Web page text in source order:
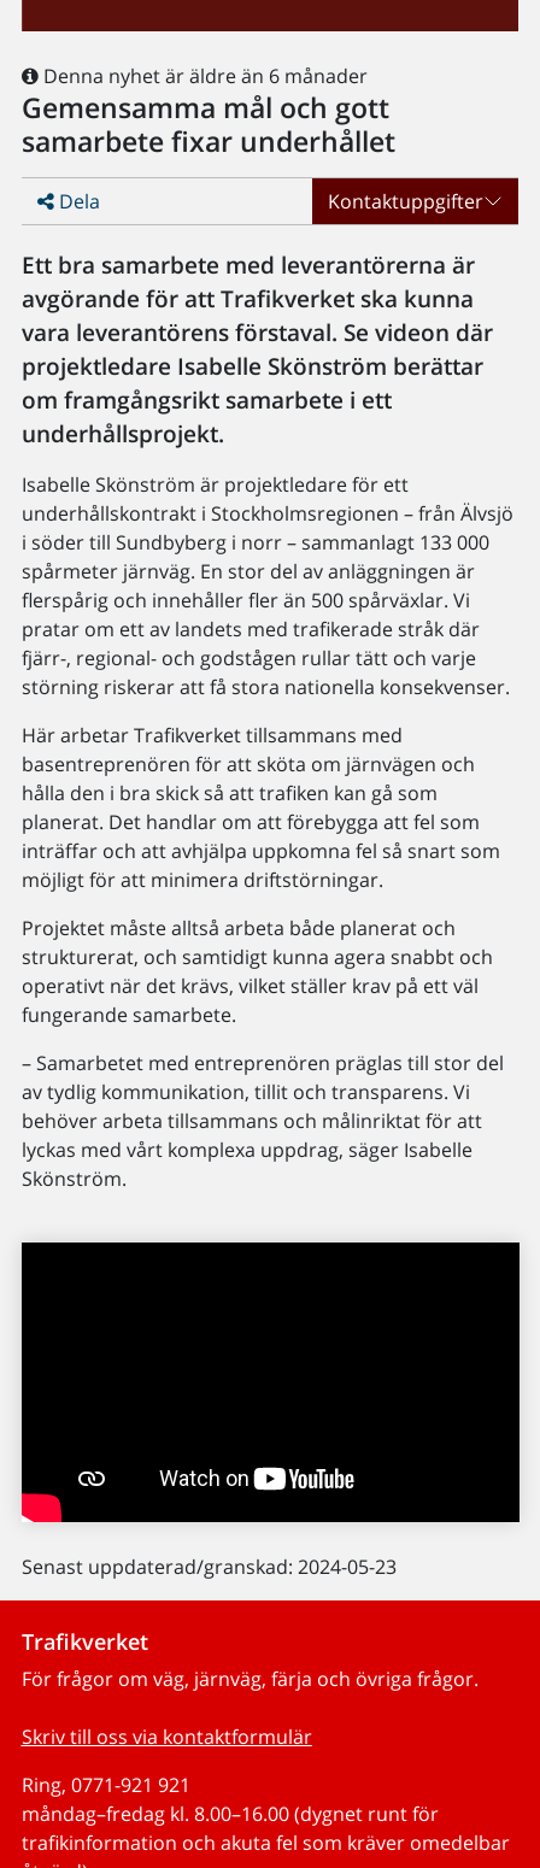
Denna nyhet är äldre än 6 månader
Gemensamma mål och gott
samarbete fixar underhållet
Dela Kontaktuppgifter
Ett bra samarbete med leverantörerna är
avgörande för att Trafikverket ska kunna
vara leverantörens förstaval. Se videon där
projektledare Isabelle Skönström berättar
om framgångsrikt samarbete i ett
underhållsprojekt.
Isabelle Skönström är projektledare för ett
underhållskontrakt i Stockholmsregionen – från Älvsjö
i söder till Sundbyberg i norr – sammanlagt 133 000
spårmeter järnväg. En stor del av anläggningen är
flerspårig och innehåller fler än 500 spårväxlar. Vi
pratar om ett av landets med trafikerade stråk där
fjärr-, regional- och godstågen rullar tätt och varje
störning riskerar att få stora nationella konsekvenser.
Här arbetar Trafikverket tillsammans med
basentreprenören för att sköta om järnvägen och
hålla den i bra skick så att trafiken kan gå som
planerat. Det handlar om att förebygga att fel som
inträffar och att avhjälpa uppkomna fel så snart som
möjligt för att minimera driftstörningar.
Projektet måste alltså arbeta både planerat och
strukturerat, och samtidigt kunna agera snabbt och
operativt när det krävs, vilket ställer krav på ett väl
fungerande samarbete.
– Samarbetet med entreprenören präglas till stor del
av tydlig kommunikation, tillit och transparens. Vi
behöver arbeta tillsammans och målinriktat för att
lyckas med vårt komplexa uppdrag, säger Isabelle
Skönström.
Senast uppdaterad/granskad: 2024-05-23
Trafikverket
För frågor om väg, järnväg, färja och övriga frågor.
Skriv till oss via kontaktformulär
Ring, 0771-921 921
måndag–fredag kl. 8.00–16.00 (dygnet runt för
trafikinformation och akuta fel som kräver omedelbar